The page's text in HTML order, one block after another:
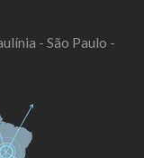
- São Paulo -